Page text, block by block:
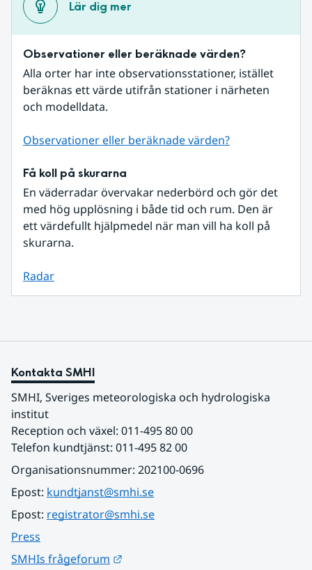
Lär dig mer
Observationer eller beräknade värden?
Alla orter har inte observationsstationer, istället
beräknas ett värde utifrån stationer i närheten
och modelldata.
Observationer eller beräknade värden?
Få koll på skurarna
En väderradar övervakar nederbörd och gör det
med hög upplösning i både tid och rum. Den är
ett värdefullt hjälpmedel när man vill ha koll på
skurarna.
Radar
Kontakta SMHI
SMHI, Sveriges meteorologiska och hydrologiska
institut
Reception och växel: 011-495 80 00
Telefon kundtjänst: 011-495 82 00
Organisationsnummer: 202100-0696
Epost: kundtjanst@smhi.se
Epost: registrator@smhi.se
Press
SMHIs frågeforum